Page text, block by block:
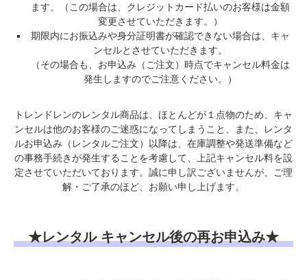
ます。（この場合は、クレジットカード払いのお客様は金額
変更させていただきます。）
期限内にお振込みや身分証明書が確認できない場合は、キャ
ンセルとさせていただきます。
（その場合も、お申込み（ご注文）時点でキャンセル料金は
発生しますのでご注意ください。）
トレンドレンのレンタル商品は、ほとんどが１点物のため、キャ
ンセルは他のお客様のご迷惑になってしまうこと、また、レンタ
ルお申込み（レンタルご注文）以降は、在庫調整や発送準備など
の事務手続きが発生することを考慮して、上記キャンセル料を設
定させていただいております。誠に申し訳ございませんが、ご理
解・ご了承のほど、お願い申し上げます。
★レンタル キャンセル後の再お申込み★